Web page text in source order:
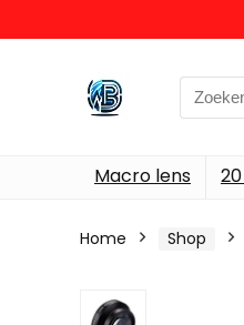
Search
for:
Macro lens
Home Shop